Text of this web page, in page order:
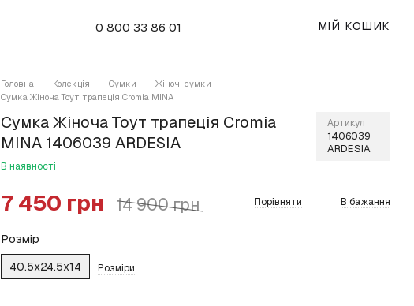
0 800 33 86 01 МІЙ КОШИК
Головна Колекція Сумки
Жіночі сумки
Сумка Жіноча Тоут трапеція Сromia MINA
Сумка Жіноча Тоут трапеція Сromia
MINA 1406039 ARDESIA
Артикул
1406039
ARDESIA
В наявності
7 450 грн 14 900 грн Порівняти В бажання
Розмір
40.5x24.5x14 Розміри